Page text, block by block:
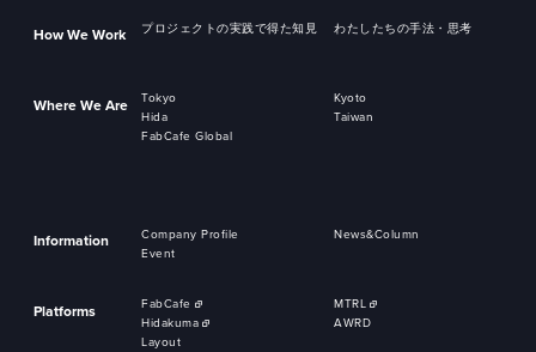
How We Work プロジェクトの実践で得た知見 わたしたちの手法・思考
Where We Are Tokyo
Kyoto
Hida
Taiwan
FabCafe Global
Information Company Profile
News&Column
Event
Platforms FabCafe
MTRL
Hidakuma
AWRD
Layout